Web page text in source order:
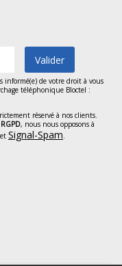
Valider
informé(e) de votre droit à vous
téléphonique Bloctel :
réservé à nos clients.
, nous nous opposons à
et Signal-Spam